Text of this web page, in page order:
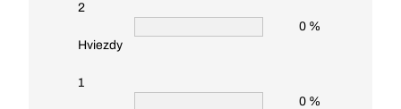
2
Hviezdy
0 %
1
0 %